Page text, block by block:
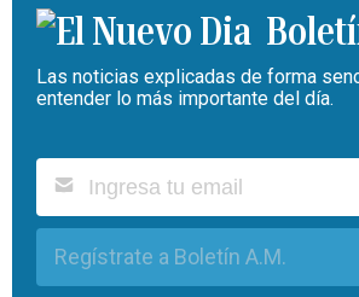
Las noticias explicadas de forma
entender lo más importante del día.
Regístrate a Boletín A.M.